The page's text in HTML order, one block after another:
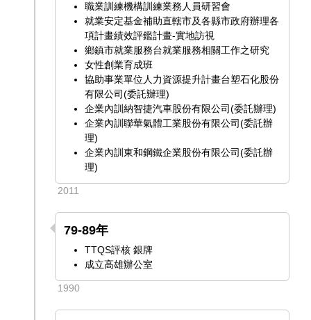
職業訓練機構訓練業務人員研習會
就業安定基金補助直轄市及各縣市政府辦理各
項計畫績效評鑑計畫-實地訪視
鄉鎮市就業服務台就業服務相關工作之研究
女性創業育成班
協助事業單位人力資源提升計畫台塑石化股份
有限公司(委託辦理)
企業內訓納智捷汽車股份有限公司(委託辦理)
企業內訓聯華氣體工業股份有限公司(委託辦
理)
企業內訓東和鋼鐵企業股份有限公司(委託辦
理)
2011
79-89年
TTQS評核 銀牌
成立高雄辦公室
1990